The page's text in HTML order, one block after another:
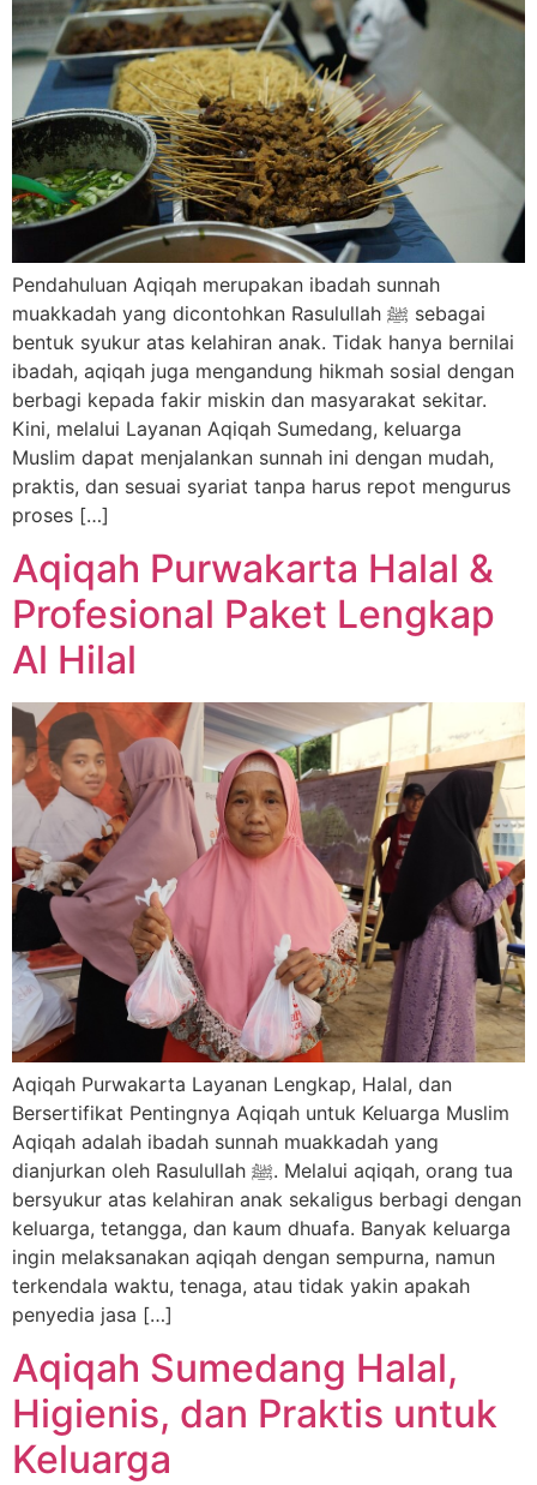
Pendahuluan Aqiqah merupakan ibadah sunnah
muakkadah yang dicontohkan Rasulullah ﷺ sebagai
bentuk syukur atas kelahiran anak. Tidak hanya bernilai
ibadah, aqiqah juga mengandung hikmah sosial dengan
berbagi kepada fakir miskin dan masyarakat sekitar.
Kini, melalui Layanan Aqiqah Sumedang, keluarga
Muslim dapat menjalankan sunnah ini dengan mudah,
praktis, dan sesuai syariat tanpa harus repot mengurus
proses […]
Aqiqah Purwakarta Halal &
Profesional Paket Lengkap
Al Hilal
Aqiqah Purwakarta Layanan Lengkap, Halal, dan
Bersertifikat Pentingnya Aqiqah untuk Keluarga Muslim
Aqiqah adalah ibadah sunnah muakkadah yang
dianjurkan oleh Rasulullah ﷺ. Melalui aqiqah, orang tua
bersyukur atas kelahiran anak sekaligus berbagi dengan
keluarga, tetangga, dan kaum dhuafa. Banyak keluarga
ingin melaksanakan aqiqah dengan sempurna, namun
terkendala waktu, tenaga, atau tidak yakin apakah
penyedia jasa […]
Aqiqah Sumedang Halal,
Higienis, dan Praktis untuk
Keluarga